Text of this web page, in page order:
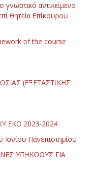
γνωστικό αντικείμενο
θητεία Επίκουρου
of the course
(ΕΞΕΤΑΣΤΙΚΗΣ
ΕΚΟ 2023-2024
Πανεπιστημίου
ΥΠΗΚΟΟΥΣ ΓΙΑ